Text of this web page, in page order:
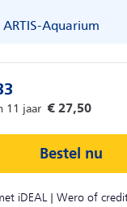
ARTIS-Aquarium
Bestel nu
iDEAL | Wero of